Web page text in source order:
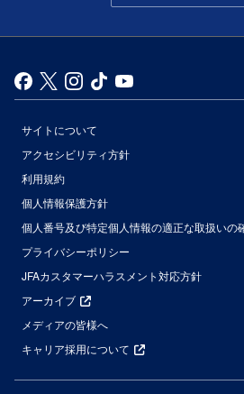
サイトについて
アクセシビリティ方針
利用規約
個人情報保護方針
個人番号及び特定個人情報の適正な取扱いの
プライバシーポリシー
JFAカスタマーハラスメント対応方針
アーカイブ
メディアの皆様へ
キャリア採用について